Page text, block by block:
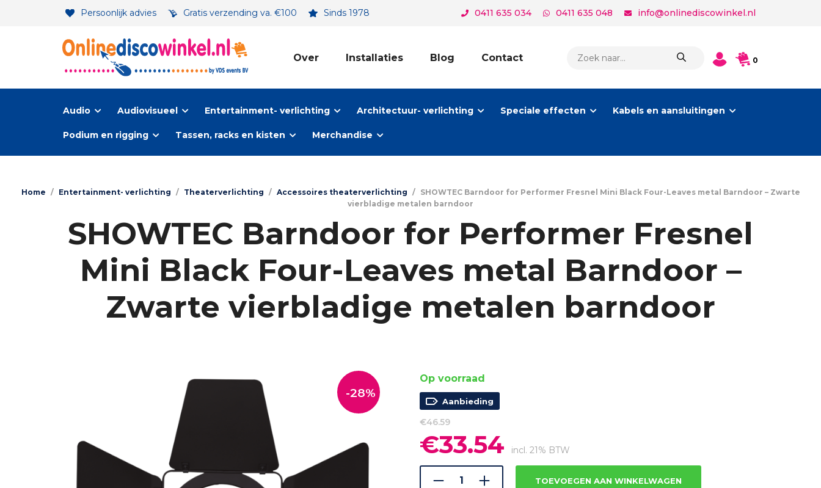
Persoonlijk advies Gratis verzending va. €100 Sinds 1978 0411 635 034 0411 635 048 info@onlinediscowinkel.nl
Over Installaties Blog Contact
ZOEKEN
0
Audio Audiovisueel Entertainment- verlichting Architectuur- verlichting Speciale effecten Kabels en aansluitingen
Podium en rigging Tassen, racks en kisten Merchandise
Home / Entertainment- verlichting / Theaterverlichting / Accessoires theaterverlichting /
SHOWTEC Barndoor for Performer Fresnel Mini Black Four-Leaves metal Barndoor – Zwarte
vierbladige metalen barndoor
SHOWTEC Barndoor for Performer Fresnel
Mini Black Four-Leaves metal Barndoor –
Zwarte vierbladige metalen barndoor
-28%
Op voorraad
Aanbieding
€46.59
Oorspronkelijke
prijs
was:
€46.59.
€33.54 prijs
is:
€33.54.
incl. 21% BTW
TOEVOEGEN AAN WINKELWAGEN